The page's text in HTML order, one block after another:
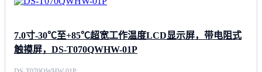
7.0寸-30℃至+85℃超宽工作温度LCD显示屏，带电阻式
触摸屏，DS-T070QWHW-01P